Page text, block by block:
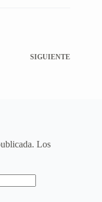
SIGUIENTE
Los